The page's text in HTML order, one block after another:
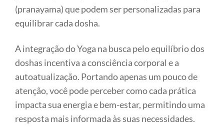
(pranayama) que podem ser personalizadas para
equilibrar cada dosha.
A integração do Yoga na busca pelo equilíbrio dos
doshas incentiva a consciência corporal e a
autoatualização. Portando apenas um pouco de
atenção, você pode perceber como cada prática
impacta sua energia e bem-estar, permitindo uma
resposta mais informada às suas necessidades.